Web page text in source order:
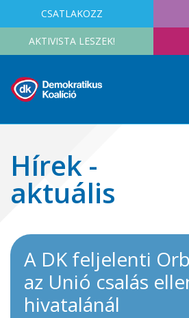
CSATLAKOZZ
AKTIVISTA LESZEK!
Hírek -
aktuális
A DK feljelenti
az Unió csalás
hivatalánál